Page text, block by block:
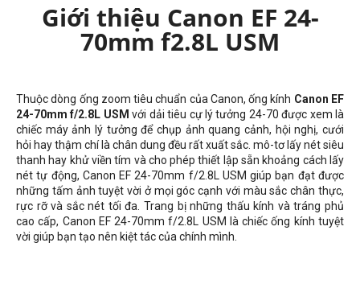
Giới thiệu Canon EF 24-
70mm f2.8L USM
Thuộc dòng ống zoom tiêu chuẩn của Canon, ống kính Canon EF
24-70mm f/2.8L USM với dải tiêu cự lý tưởng 24-70 được xem là
chiếc máy ảnh lý tưởng để chụp ảnh quang cảnh, hội nghị, cưới
hỏi hay thậm chí là chân dung đều rất xuất sắc. mô-tơ lấy nét siêu
thanh hay khử viền tím và cho phép thiết lập sẵn khoảng cách lấy
nét tự động, Canon EF 24-70mm f/2.8L USM giúp bạn đạt được
những tấm ảnh tuyệt vời ở mọi góc cạnh với màu sắc chân thực,
rực rỡ và sắc nét tối đa. Trang bị những thấu kính và tráng phủ
cao cấp, Canon EF 24-70mm f/2.8L USM là chiếc ống kính tuyệt
vời giúp bạn tạo nên kiệt tác của chính mình.